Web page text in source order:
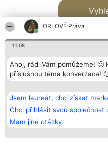
ORLOVÉ Práva
11:08
Ahoj, rádi Vám pomůžeme! 🙂
příslušnou téma konverzace!
Jsem laureát, chci získat
Chci přihlásit svou společnost
Mám jiné otázky.
Bright Side Solutions sp. z o.
o. sp. k.
ul. Ruska 22
Wrocław 50-079
KRS 0000749100 | Regon
381313360 | NIP 8943132676